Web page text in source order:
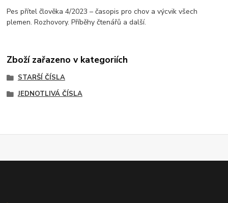
Pes přítel člověka 4/2023 – časopis pro chov a výcvik všech
plemen. Rozhovory. Příběhy čtenářů a další.
Zboží zařazeno v kategoriích
STARŠÍ ČÍSLA
JEDNOTLIVÁ ČÍSLA